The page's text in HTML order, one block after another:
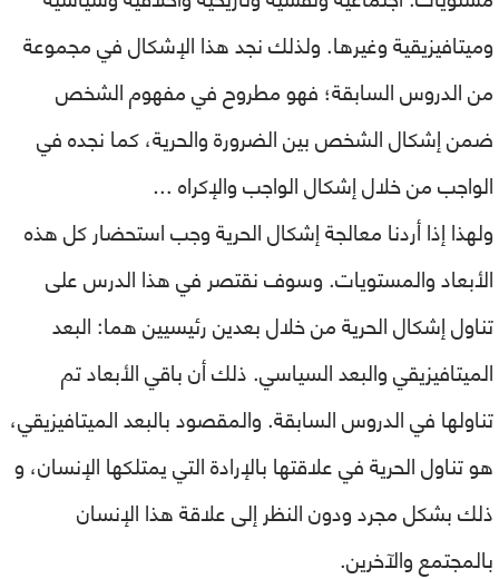
وميتافيزيقية وغيرها. ولذلك نجد هذا الإشكال في مجموعة
من الدروس السابقة؛ فهو مطروح في مفهوم الشخص
ضمن إشكال الشخص بين الضرورة والحرية، كما نجده في
الواجب من خلال إشكال الواجب والإكراه …
ولهذا إذا أردنا معالجة إشكال الحرية وجب استحضار كل هذه
الأبعاد والمستويات. وسوف نقتصر في هذا الدرس على
تناول إشكال الحرية من خلال بعدين رئيسيين هما: البعد
الميتافيزيقي والبعد السياسي. ذلك أن باقي الأبعاد تم
تناولها في الدروس السابقة. والمقصود بالبعد الميتافيزيقي،
هو تناول الحرية في علاقتها بالإرادة التي يمتلكها الإنسان، و
ذلك بشكل مجرد ودون النظر إلى علاقة هذا الإنسان
بالمجتمع والآخرين.